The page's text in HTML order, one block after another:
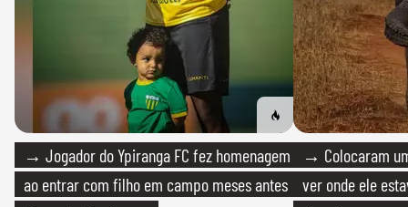
→ Jogador do Ypiranga FC fez homenagem
ao entrar com filho em campo meses antes
→ Colocaram
ver onde ele